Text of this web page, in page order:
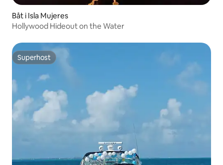
Båt i Isla Mujeres
Hollywood Hideout on the Water
Superhost
Superhost